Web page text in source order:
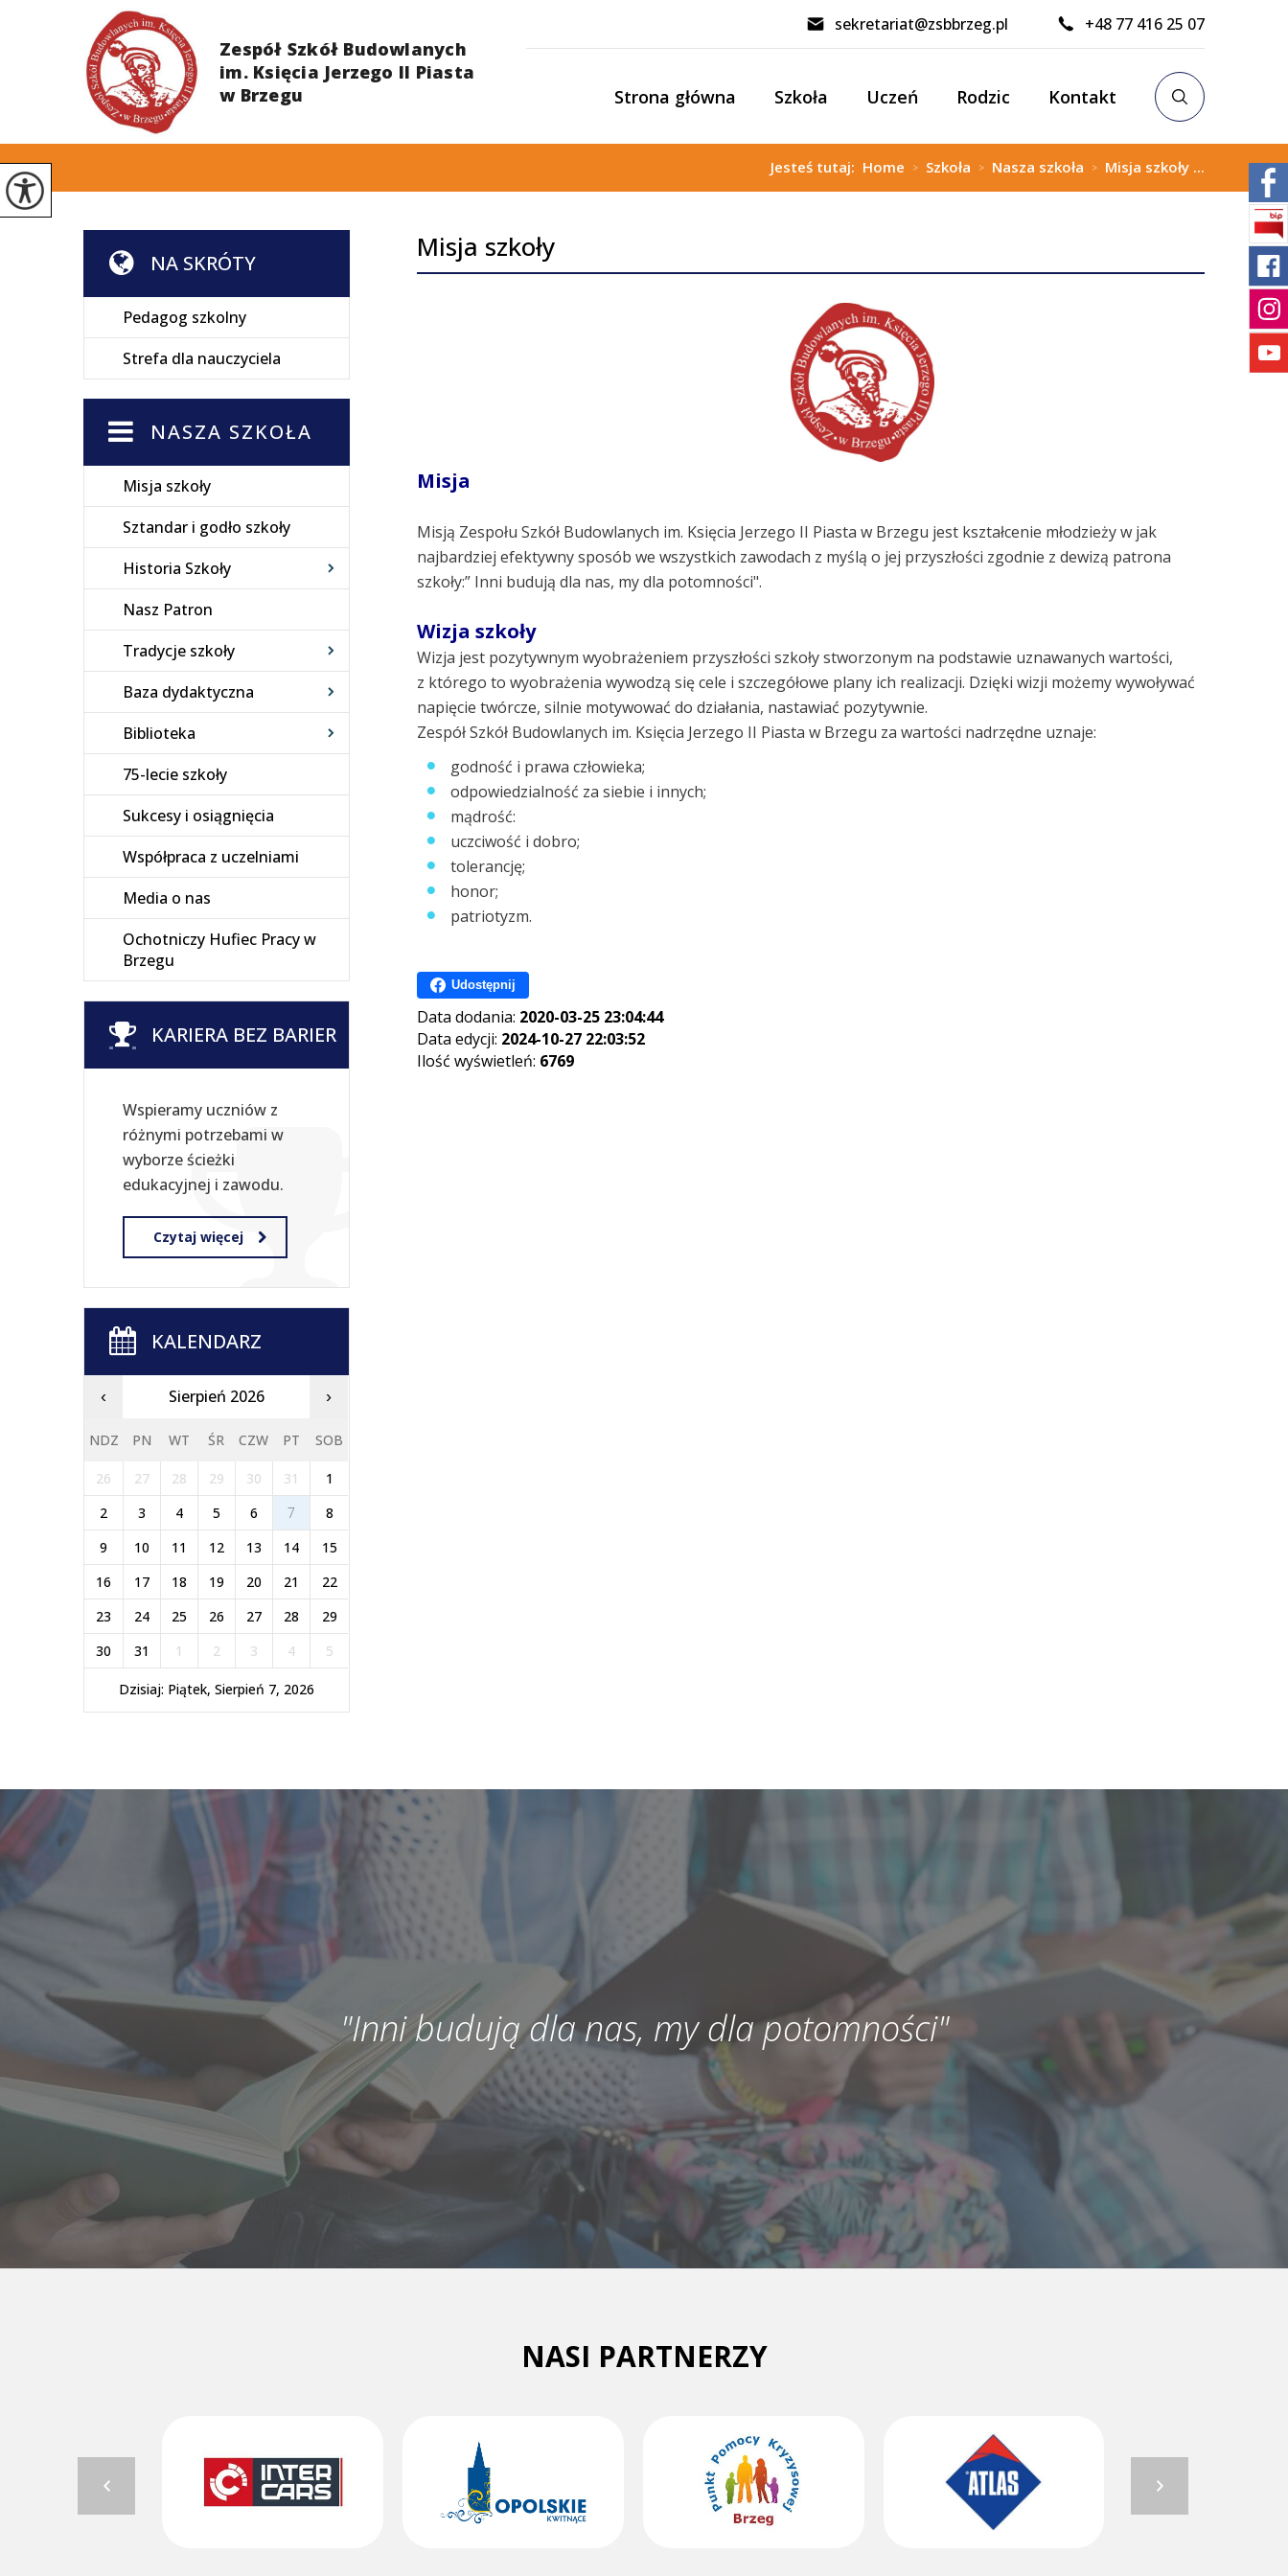
sekretariat@zsbbrzeg.pl +48 77 416 25 07
Strona główna Szkoła Uczeń Rodzic Kontakt
Jesteś tutaj: Home > Szkoła > Nasza szkoła > Misja szkoły ...
Misja szkoły
Misja
Misją Zespołu Szkół Budowlanych im. Księcia Jerzego II Piasta w Brzegu jest kształcenie młodzieży w jak
najbardziej efektywny sposób we wszystkich zawodach z myślą o jej przyszłości zgodnie z dewizą patrona
szkoły:” Inni budują dla nas, my dla potomności".
Wizja szkoły
Wizja jest pozytywnym wyobrażeniem przyszłości szkoły stworzonym na podstawie uznawanych wartości,
z którego to wyobrażenia wywodzą się cele i szczegółowe plany ich realizacji. Dzięki wizji możemy wywoływać
napięcie twórcze, silnie motywować do działania, nastawiać pozytywnie.
Zespół Szkół Budowlanych im. Księcia Jerzego II Piasta w Brzegu za wartości nadrzędne uznaje:
godność i prawa człowieka;
odpowiedzialność za siebie i innych;
mądrość:
uczciwość i dobro;
tolerancję;
honor;
patriotyzm.
Udostępnij
Data dodania: 2020-03-25 23:04:44
Data edycji: 2024-10-27 22:03:52
Ilość wyświetleń: 6769
NA SKRÓTY
Pedagog szkolny
Strefa dla nauczyciela
NASZA SZKOŁA
Misja szkoły
Sztandar i godło szkoły
Historia Szkoły
Nasz Patron
Tradycje szkoły
Baza dydaktyczna
Biblioteka
75-lecie szkoły
Sukcesy i osiągnięcia
Współpraca z uczelniami
Media o nas
Ochotniczy Hufiec Pracy w
Brzegu
KARIERA BEZ BARIER
Wspieramy uczniów z
różnymi potrzebami w
wyborze ścieżki
edukacyjnej i zawodu.
Czytaj więcej
KALENDARZ
‹ Sierpień 2026 ›
NDZ PN WT ŚR CZW PT SOB
26 27 28 29 30 31
1
2
3 4 5 6 7
8
9
10 11 12 13 14
15
16
17 18 19 20 21
22
23
24 25 26 27 28
29
30
31 1 2 3 4 5
Dzisiaj: Piątek, Sierpień 7, 2026
"Inni budują dla nas, my dla potomności"
NASI PARTNERZY